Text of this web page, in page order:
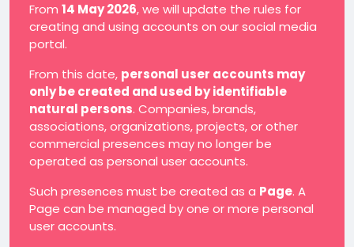
From 14 May 2026, we will update the rules for
creating and using accounts on our social media
portal.
From this date, personal user accounts may
only be created and used by identifiable
natural persons. Companies, brands,
associations, organizations, projects, or other
commercial presences may no longer be
operated as personal user accounts.
Such presences must be created as a Page. A
Page can be managed by one or more personal
user accounts.